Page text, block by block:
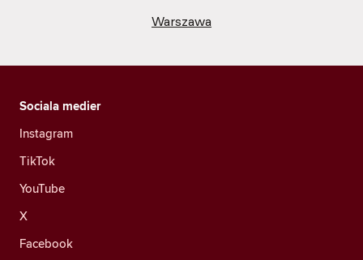
Warszawa
Sociala medier
Instagram
TikTok
YouTube
X
Facebook